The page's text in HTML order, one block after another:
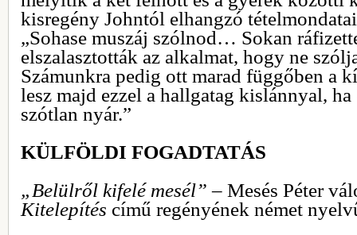
kisregény Johntól elhangzó
„Sohase muszáj szólnod… Sokan
elszalasztották az alkalmat, hogy ne
Számunkra pedig ott marad függőben a
lesz majd ezzel a hallgatag kislánnyal,
szótlan nyár.”
KÜLFÖLDI FOGADTATÁS
„Belülről kifelé mesél” – Mesés Péter
Kitelepítés című regényének német